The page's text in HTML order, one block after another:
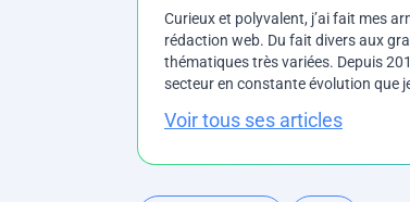
Curieux et polyvalent, j’ai fait mes
rédaction web. Du fait divers aux
thématiques très variées. Depuis
secteur en constante évolution que
Voir tous ses articles